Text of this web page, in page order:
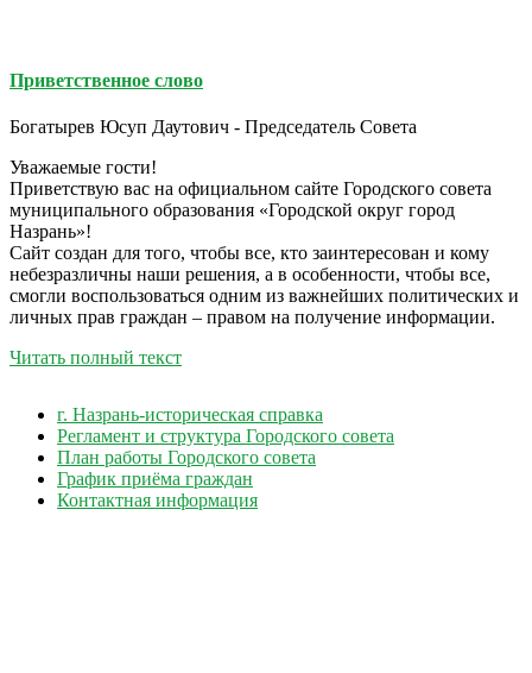
Приветственное слово
Богатырев Юсуп Даутович - Председатель Совета
Уважаемые гости!
Приветствую вас на официальном сайте Городского совета
муниципального образования «Городской округ город
Назрань»!
Сайт создан для того, чтобы все, кто заинтересован и кому
небезразличны наши решения, а в особенности, чтобы все,
смогли воспользоваться одним из важнейших политических и
личных прав граждан – правом на получение информации.
Читать полный текст
г. Назрань-историческая справка
Регламент и структура Городского совета
План работы Городского совета
График приёма граждан
Контактная информация